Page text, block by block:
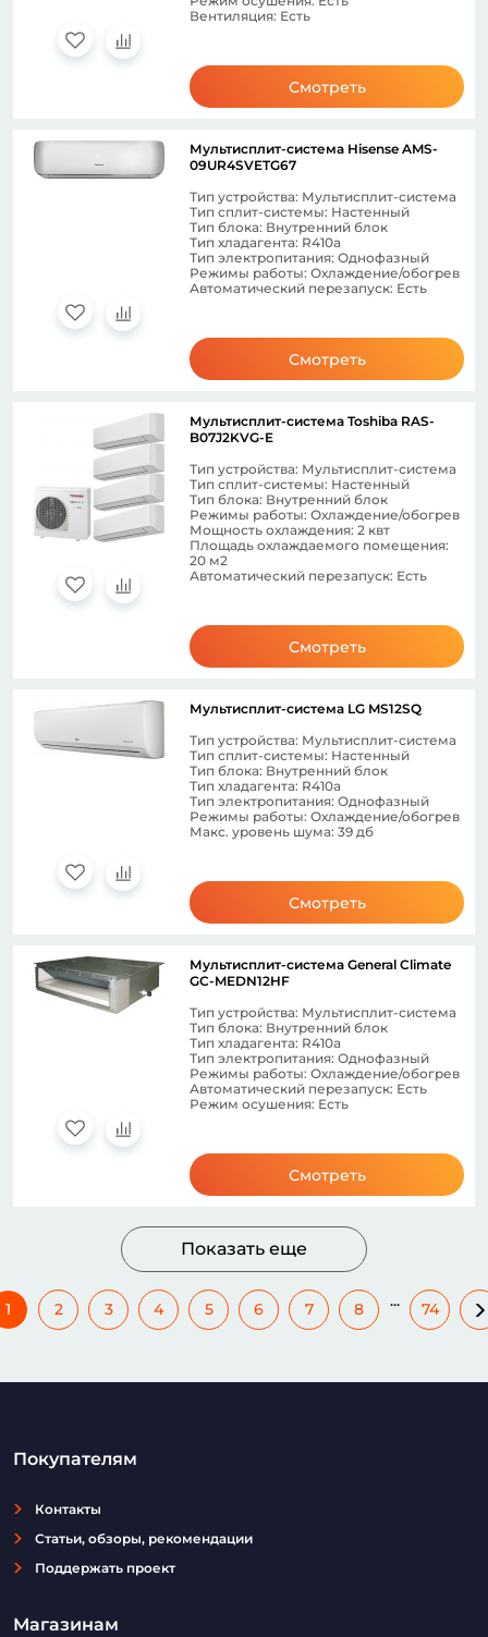
Вентиляция: Есть
Смотреть
Мультисплит-система Hisense AMS-
09UR4SVETG67
Тип устройства: Мультисплит-система
Тип сплит-системы: Настенный
Тип блока: Внутренний блок
Тип хладагента: R410a
Тип электропитания: Однофазный
Режимы работы: Охлаждение/обогрев
Автоматический перезапуск: Есть
Смотреть
Мультисплит-система Toshiba RAS-
B07J2KVG-E
Тип устройства: Мультисплит-система
Тип сплит-системы: Настенный
Тип блока: Внутренний блок
Режимы работы: Охлаждение/обогрев
Мощность охлаждения: 2 квт
Площадь охлаждаемого помещения:
20 м2
Автоматический перезапуск: Есть
Смотреть
Мультисплит-система LG MS12SQ
Тип устройства: Мультисплит-система
Тип сплит-системы: Настенный
Тип блока: Внутренний блок
Тип хладагента: R410a
Тип электропитания: Однофазный
Режимы работы: Охлаждение/обогрев
Макс. уровень шума: 39 дб
Смотреть
Мультисплит-система General Climate
GC-MEDN12HF
Тип устройства: Мультисплит-система
Тип блока: Внутренний блок
Тип хладагента: R410a
Тип электропитания: Однофазный
Режимы работы: Охлаждение/обогрев
Автоматический перезапуск: Есть
Режим осушения: Есть
Смотреть
Показать еще
1 2 3 4 5 6 7 8 ... 74
Покупателям
Контакты
Статьи, обзоры, рекомендации
Поддержать проект
Магазинам